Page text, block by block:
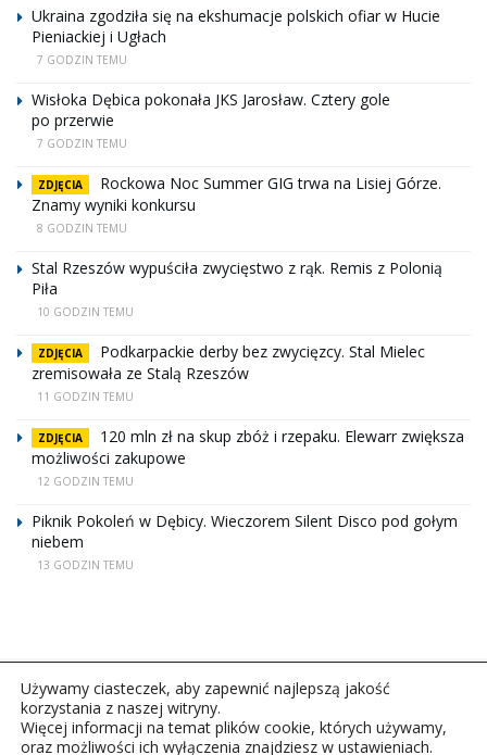
Ukraina zgodziła się na ekshumacje polskich ofiar w Hucie
Pieniackiej i Ugłach
7 GODZIN TEMU
Wisłoka Dębica pokonała JKS Jarosław. Cztery gole
po przerwie
7 GODZIN TEMU
ZDJĘCIA
Rockowa Noc Summer GIG trwa na Lisiej Górze.
Znamy wyniki konkursu
8 GODZIN TEMU
Stal Rzeszów wypuściła zwycięstwo z rąk. Remis z Polonią
Piła
10 GODZIN TEMU
ZDJĘCIA
Podkarpackie derby bez zwycięzcy. Stal Mielec
zremisowała ze Stalą Rzeszów
11 GODZIN TEMU
ZDJĘCIA
120 mln zł na skup zbóż i rzepaku. Elewarr zwiększa
możliwości zakupowe
12 GODZIN TEMU
Piknik Pokoleń w Dębicy. Wieczorem Silent Disco pod gołym
niebem
13 GODZIN TEMU
Używamy ciasteczek, aby zapewnić najlepszą jakość
korzystania z naszej witryny.
Więcej informacji na temat plików cookie, których używamy,
oraz możliwości ich wyłączenia znajdziesz w ustawieniach.